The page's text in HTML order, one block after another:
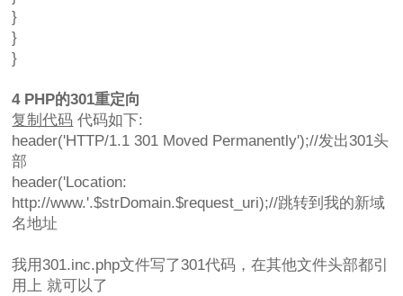
}
}
}
4 PHP的301重定向
复制代码 代码如下:
header('HTTP/1.1 301 Moved Permanently');//发出301头
部
header('Location:
http://www.'.$strDomain.$request_uri);//跳转到我的新域
名地址
我用301.inc.php文件写了301代码，在其他文件头部都引
用上 就可以了